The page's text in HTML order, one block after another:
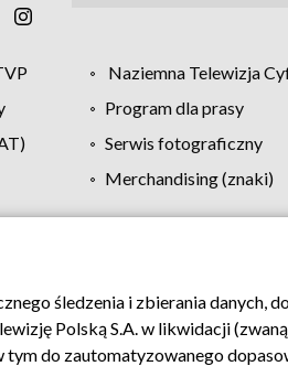
Naziemna Telewizja
Program dla prasy
Serwis fotograficzny
Merchandising (znaki)
Pomoc Biuro reklamy
śledzenia i zbierania danych,
Polską S.A. w likwidacji
tym do zautomatyzowanego